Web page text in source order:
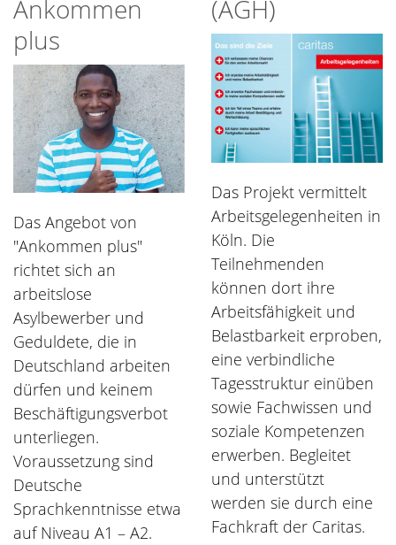
Ankommen
plus
Das Angebot von
"Ankommen plus"
richtet sich an
arbeitslose
Asylbewerber und
Geduldete, die in
Deutschland arbeiten
dürfen und keinem
Beschäftigungsverbot
unterliegen.
Voraussetzung sind
Deutsche
Sprachkenntnisse etwa
auf Niveau A1 – A2.
(AGH)
Das Projekt vermittelt
Arbeitsgelegenheiten in
Köln. Die
Teilnehmenden
können dort ihre
Arbeitsfähigkeit und
Belastbarkeit erproben,
eine verbindliche
Tagesstruktur einüben
sowie Fachwissen und
soziale Kompetenzen
erwerben. Begleitet
und unterstützt
werden sie durch eine
Fachkraft der Caritas.